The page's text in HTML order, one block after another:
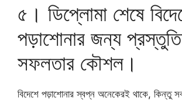
৫। ডিপ্লোমা শেষে
পড়াশোনার জন্য
সফলতার কৌশল।
বিদেশে পড়াশোনার স্বপ্ন অনেকেরই থাকে, কিন্তু